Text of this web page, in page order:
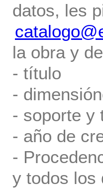
datos, les
la obra y
- título
-
- soporte y
- año de
-
y todos los